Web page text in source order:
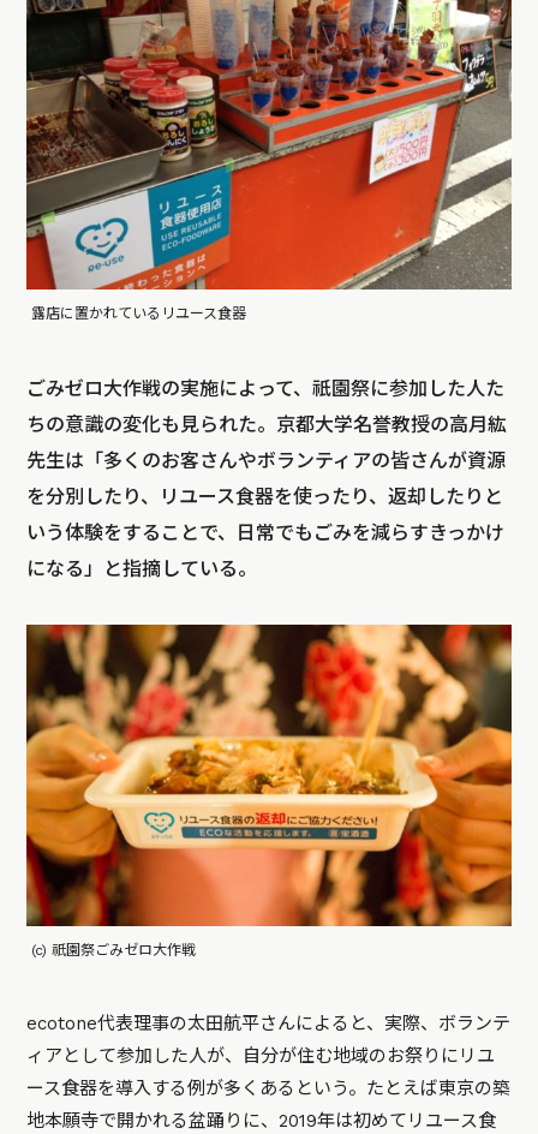
露店に置かれているリユース食器
ごみゼロ大作戦の実施によって、祇園祭に参加した人た
ちの意識の変化も見られた。京都大学名誉教授の高月紘
先生は「多くのお客さんやボランティアの皆さんが資源
を分別したり、リユース食器を使ったり、返却したりと
いう体験をすることで、日常でもごみを減らすきっかけ
になる」と指摘している。
(c) 祇園祭ごみゼロ大作戦
ecotone代表理事の太田航平さんによると、実際、ボランテ
ィアとして参加した人が、自分が住む地域のお祭りにリユ
ース食器を導入する例が多くあるという。たとえば東京の築
地本願寺で開かれる盆踊りに、2019年は初めてリユース食